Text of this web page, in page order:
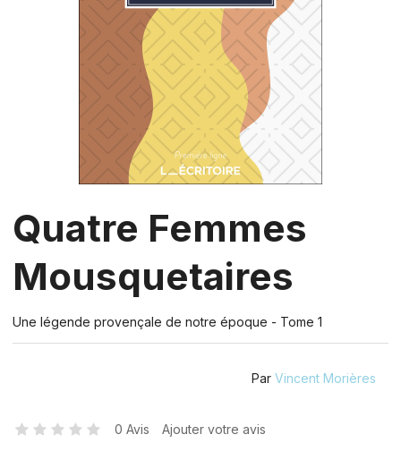
Quatre Femmes
Mousquetaires
Une légende provençale de notre époque - Tome 1
Par Vincent Morières
0 Avis Ajouter votre avis